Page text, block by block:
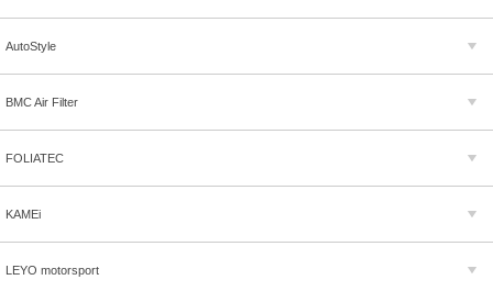
AutoStyle
BMC Air Filter
FOLIATEC
KAMEi
LEYO motorsport